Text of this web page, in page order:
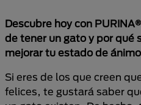
Descubre hoy con
de tener un gato y por qué
mejorar tu estado de
Si eres de los que creen
felices, te gustará saber